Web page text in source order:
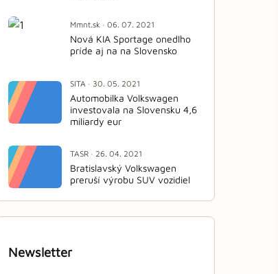
Mmnt.sk · 06. 07. 2021
Nová KIA Sportage onedlho
príde aj na na Slovensko
SITA · 30. 05. 2021
Automobilka Volkswagen
investovala na Slovensku 4,6
miliardy eur
TASR · 26. 04. 2021
Bratislavský Volkswagen
preruší výrobu SUV vozidiel
Newsletter